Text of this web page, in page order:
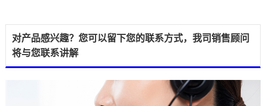
对产品感兴趣？您可以留下您的联系方式，我司销售顾问
将与您联系讲解